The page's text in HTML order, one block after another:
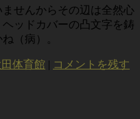
せんからその辺は全然心
ッドカバーの凸文字を鋳
（病）。
体育館 | コメントを残す